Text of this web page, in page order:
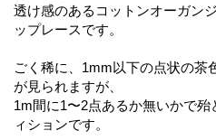
透け感のあるコットンオーガン
ップレースです。
ごく稀に、1mm以下の点状の茶
が見られますが、
1m間に1〜2点あるか無いかで
ィションです。